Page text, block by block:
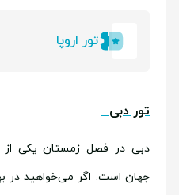
تور اروپا
تور دبی
دبی در فصل زمستان یکی
جهان است. اگر می‌خواهید در